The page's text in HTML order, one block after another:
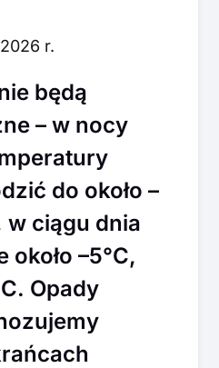
r.
będą
– w nocy
do około –
w ciągu dnia
–5°C,
Opady